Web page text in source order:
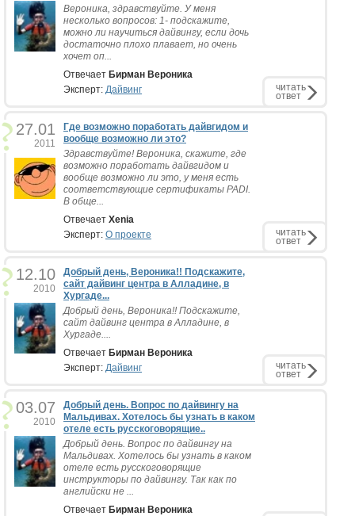
Вероника, здравствуйте. У меня
несколько вопросов: 1- подскажите,
можно ли научиться дайвингу, если дочь
достаточно плохо плавает, но очень
хочет оп...
Отвечает Бирман Вероника
Эксперт: Дайвинг читать
ответ
27.01
2011
Где возможно поработать дайвгидом и
вообще возможно ли это?
Здравствуйте! Вероника, скажите, где
возможно поработать дайвгидом и
вообще возможно ли это, у меня есть
соответствующие сертификаты PADI.
В обще...
Отвечает Xenia
Эксперт: О проекте читать
ответ
12.10
2010
Добрый день, Вероника!! Подскажите,
сайт дайвинг центра в Алладине, в
Хургаде...
Добрый день, Вероника!! Подскажите,
сайт дайвинг центра в Алладине, в
Хургаде....
Отвечает Бирман Вероника
Эксперт: Дайвинг читать
ответ
03.07
2010
Добрый день. Вопрос по дайвингу на
Мальдивах. Хотелось бы узнать в каком
отеле есть русскоговорящие..
Добрый день. Вопрос по дайвингу на
Мальдивах. Хотелось бы узнать в каком
отеле есть русскоговорящие
инструкторы по дайвингу. Так как по
английски не ...
Отвечает Бирман Вероника